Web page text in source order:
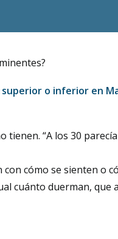
o inferior en
tienen. “A los 30
cómo se sienten o
cuánto duerman, que